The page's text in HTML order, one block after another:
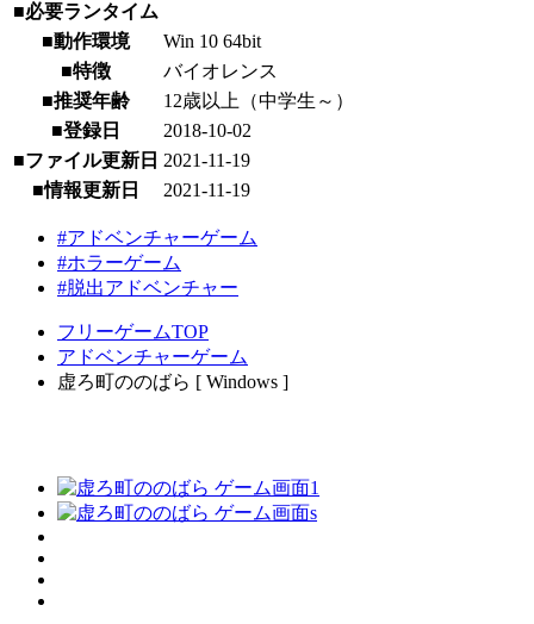
■必要ランタイム
■動作環境
Win 10 64bit
■特徴
バイオレンス
■推奨年齢
12歳以上（中学生～）
■登録日
2018-10-02
■ファイル更新日 2021-11-19
■情報更新日
2021-11-19
#アドベンチャーゲーム
#ホラーゲーム
#脱出アドベンチャー
フリーゲームTOP
アドベンチャーゲーム
虚ろ町ののばら [ Windows ]